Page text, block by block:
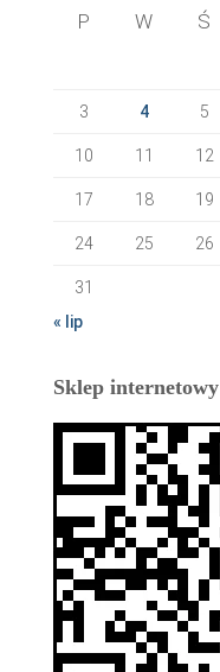
P W Ś
3 4 5
10 11 12
17 18 19
24 25 26
31
« lip
Sklep internetowy